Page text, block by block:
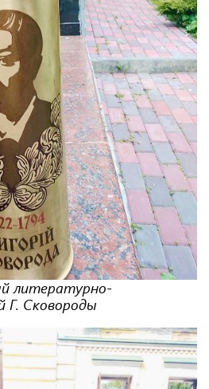
литературно-
Г. Сковороды